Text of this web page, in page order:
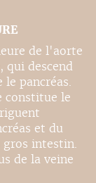
de l'aorte
qui descend
pancréas.
constitue le
et du
intestin.
de la veine